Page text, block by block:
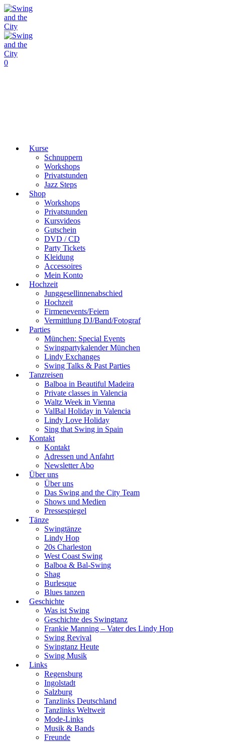
0
Kurse
Schnuppern
Workshops
Privatstunden
Jazz Steps
Shop
Workshops
Privatstunden
Kursvideos
Gutschein
DVD / CD
Party Tickets
Kleidung
Accessoires
Mein Konto
Hochzeit
Junggesellinnenabschied
Hochzeit
Firmenevents/Feiern
Vermittlung DJ/Band/Fotograf
Parties
München: Special Events
Swingpartykalender München
Lindy Exchanges
Swing Talks & Past Parties
Tanzreisen
Balboa in Beautiful Madeira
Private classes in Valencia
Waltz Week in Vienna
ValBal Holiday in Valencia
Lindy Love Holiday
Sing that Swing in Spain
Kontakt
Kontakt
Adressen und Anfahrt
Newsletter Abo
Über uns
Über uns
Das Swing and the City Team
Shows und Medien
Pressespiegel
Tänze
Swingtänze
Lindy Hop
20s Charleston
West Coast Swing
Balboa & Bal-Swing
Shag
Burlesque
Blues tanzen
Geschichte
Was ist Swing
Geschichte des Swingtanz
Frankie Manning – Vater des Lindy Hop
Swing Revival
Swingtanz Heute
Swing Musik
Links
Regensburg
Ingolstadt
Salzburg
Tanzlinks Deutschland
Tanzlinks Weltweit
Mode-Links
Musik & Bands
Freunde